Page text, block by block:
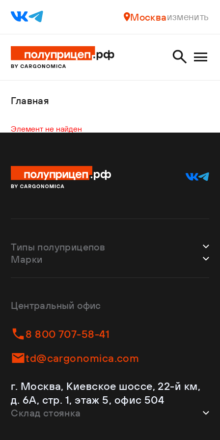
Москваизменить
Главная
Элемент не найден
Типы полуприцепов
Шторные
Изотермы
Контейнеровозы
Самосвалы
Ломовозы
С кониками
Рефрижераторы
Марки
Dongfeng
Helfimmer
JAC
Kassbohrer
Krone
Mercedes-Benz
Schmitz Cargobull
Shacman
Центральный офис
8 800 707-58-41
td@cargonomica.com
г. Москва, Киевское шоссе, 22-й км,
д. 6А, стр. 1, этаж 5, офис 504
Склад стоянка